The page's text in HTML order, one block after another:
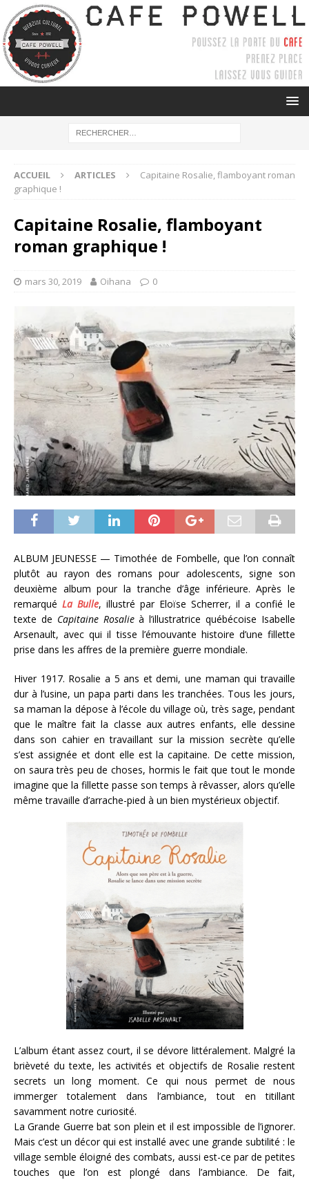
ACCUEIL ARTICLES
Capitaine Rosalie, flamboyant roman
graphique !
Capitaine Rosalie, flamboyant
roman graphique !
mars 30, 2019 Oihana 0
ALBUM JEUNESSE — Timothée de Fombelle, que l’on connaît
plutôt au rayon des romans pour adolescents, signe son
deuxième album pour la tranche d’âge inférieure. Après le
remarqué La Bulle, illustré par Eloïse Scherrer, il a confié le
texte de Capitaine Rosalieà l’illustratrice québécoise Isabelle
Arsenault, avec qui il tisse l’émouvante histoire d’une fillette
prise dans les affres de la première guerre mondiale.
Hiver 1917. Rosalie a 5 ans et demi, une maman qui travaille
dur à l’usine, un papa parti dans les tranchées. Tous les jours,
sa maman la dépose à l’école du village où, très sage, pendant
que le maître fait la classe aux autres enfants, elle dessine
dans son cahier en travaillant sur la mission secrète qu’elle
s’est assignée et dont elle est la capitaine. De cette mission,
on saura très peu de choses, hormis le fait que tout le monde
imagine que la fillette passe son temps à rêvasser, alors qu’elle
même travaille d’arrache-pied à un bien mystérieux objectif.
L’album étant assez court, il se dévore littéralement. Malgré la
brièveté du texte, les activités et objectifs de Rosalie restent
secrets un long moment. Ce qui nous permet de nous
immerger totalement dans l’ambiance, tout en titillant
savamment notre curiosité.
La Grande Guerre bat son plein et il est impossible de l’ignorer.
Mais c’est un décor qui est installé avec une grande subtilité : le
village semble éloigné des combats, aussi est-ce par de petites
touches que l’on est plongé dans l’ambiance. De fait,